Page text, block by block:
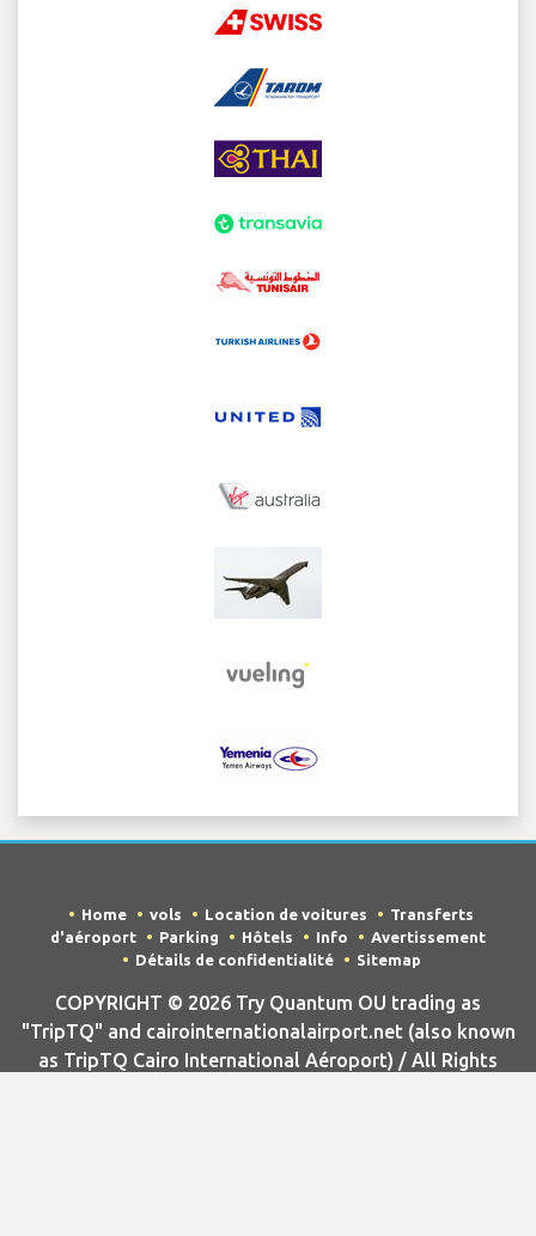
Home vols Location de voitures
Transferts
d'aéroport
Parking Hôtels Info
Avertissement
Détails de confidentialité
Sitemap
COPYRIGHT © 2026 Try Quantum OU trading as
"TripTQ" and cairointernationalairport.net (also known
as TripTQ Cairo International Aéroport) / All Rights